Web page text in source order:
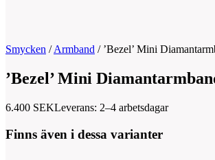
Smycken /Armband / ’Bezel’ Mini
’Bezel’ Mini
6.400 SEKLeverans: 2–4 arbetsdagar
Finns även i dessa varianter